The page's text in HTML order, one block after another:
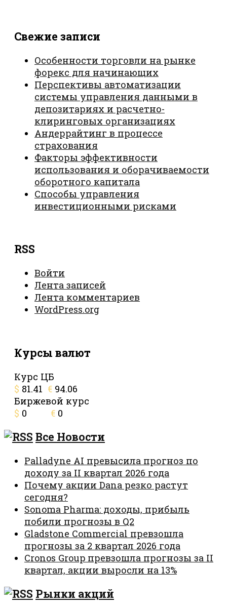
Свежие записи
Особенности торговли на рынке
форекс для начинающих
Перспективы автоматизации
системы управления данными в
депозитариях и расчетно-
клиринговых организациях
Андеррайтинг в процессе
страхования
Факторы эффективности
использования и оборачиваемости
оборотного капитала
Способы управления
инвестиционными рисками
RSS
Войти
Лента записей
Лента комментариев
WordPress.org
Курсы валют
Курс ЦБ
$ 81.41 € 94.06
Биржевой курс
$ 0 € 0
Все Новости
Palladyne AI превысила прогноз по
доходу за II квартал 2026 года
Почему акции Dana резко растут
сегодня?
Sonoma Pharma: доходы, прибыль
побили прогнозы в Q2
Gladstone Commercial превзошла
прогнозы за 2 квартал 2026 года
Cronos Group превзошла прогнозы за II
квартал, акции выросли на 13%
Рынки акций